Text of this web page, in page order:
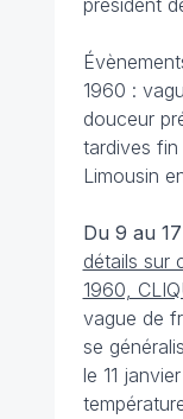
président
1960 :
douceur
tardives
Limousin
Du 9 au
détails sur
1960,
vague de
se
le 11